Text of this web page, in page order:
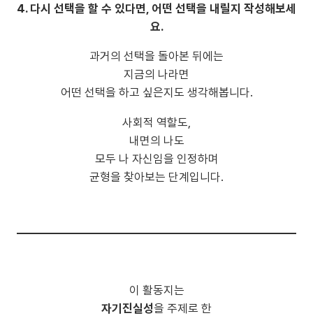
4. 다시 선택을 할 수 있다면, 어떤 선택을 내릴지 작성해보세
요.
과거의 선택을 돌아본 뒤에는
지금의 나라면
어떤 선택을 하고 싶은지도 생각해봅니다.
사회적 역할도,
내면의 나도
모두 나 자신임을 인정하며
균형을 찾아보는 단계입니다.
이 활동지는
자기진실성을 주제로 한